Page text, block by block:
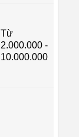
Từ
2.000.000 -
10.000.000